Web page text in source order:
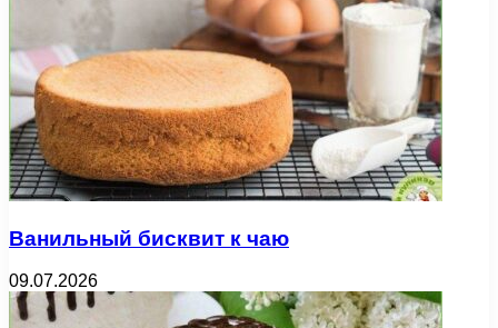
Ванильный бисквит к чаю
09.07.2026